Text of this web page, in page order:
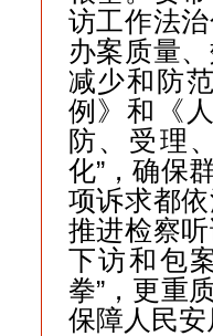
访工作法
办案质量
减少和防
例》和《
防、受理
化”，确保
项诉求都
推进检察
下访和包
拳”，更重
保障人民安